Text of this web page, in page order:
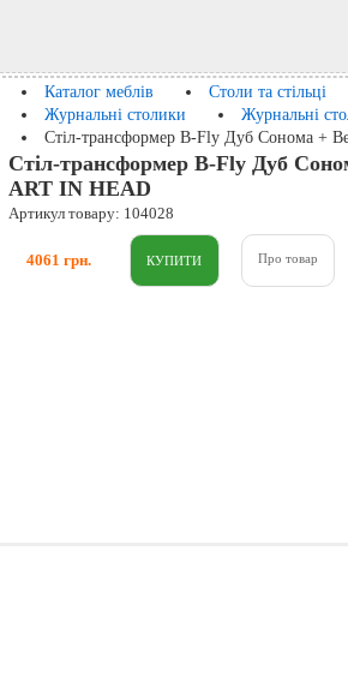
Каталог меблів
Столи та стільці
Журнальні столики
Журнальні
Стіл-трансформер B-Fly Дуб Сонома +
Стіл-трансформер B-Fly Дуб
ART IN HEAD
Артикул товару: 104028
4061 грн. Про товар